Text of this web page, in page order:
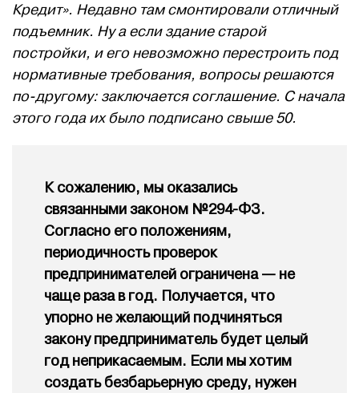
Кредит». Недавно там смонтировали отличный
подъемник. Ну а если здание старой
постройки, и его невозможно перестроить под
нормативные требования, вопросы решаются
по-другому: заключается соглашение. С начала
этого года их было подписано свыше 50.
К сожалению, мы оказались
связанными законом №294-ФЗ.
Согласно его положениям,
периодичность проверок
предпринимателей ограничена — не
чаще раза в год. Получается, что
упорно не желающий подчиняться
закону предприниматель будет целый
год неприкасаемым. Если мы хотим
создать безбарьерную среду, нужен